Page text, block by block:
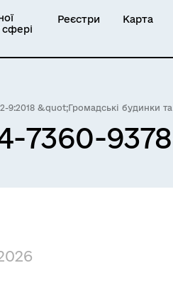
Реєстри Карта
9:2018 &quot;Громадські будинки
7360-